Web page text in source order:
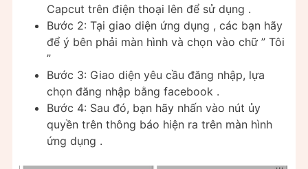
Capcut trên điện thoại lên để sử dụng .
Bước 2: Tại giao diện ứng dụng , các bạn hãy
để ý bên phải màn hình và chọn vào chữ ” Tôi
”
Bước 3: Giao diện yêu cầu đăng nhập, lựa
chọn đăng nhập bằng facebook .
Bước 4: Sau đó, bạn hãy nhấn vào nút ủy
quyền trên thông báo hiện ra trên màn hình
ứng dụng .